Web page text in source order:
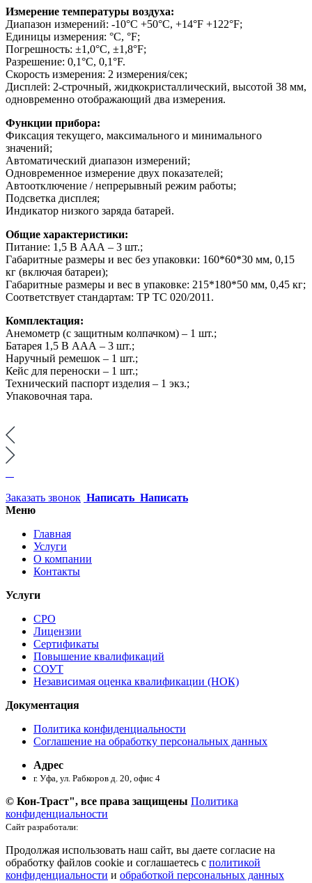
Измерение температуры воздуха:
Диапазон измерений: -10°C +50°C, +14°F +122°F;
Единицы измерения: °C, °F;
Погрешность: ±1,0°C, ±1,8°F;
Разрешение: 0,1°C, 0,1°F.
Скорость измерения: 2 измерения/сек;
Дисплей: 2-строчный, жидкокристаллический, высотой 38 мм,
одновременно отображающий два измерения.
Функции прибора:
Фиксация текущего, максимального и минимального
значений;
Автоматический диапазон измерений;
Одновременное измерение двух показателей;
Автоотключение / непрерывный режим работы;
Подсветка дисплея;
Индикатор низкого заряда батарей.
Общие характеристики:
Питание: 1,5 В ААА – 3 шт.;
Габаритные размеры и вес без упаковки: 160*60*30 мм, 0,15
кг (включая батареи);
Габаритные размеры и вес в упаковке: 215*180*50 мм, 0,45 кг;
Соответствует стандартам: ТР ТС 020/2011.
Комплектация:
Анемометр (с защитным колпачком) – 1 шт.;
Батарея 1,5 В ААА – 3 шт.;
Наручный ремешок – 1 шт.;
Кейс для переноски – 1 шт.;
Технический паспорт изделия – 1 экз.;
Упаковочная тара.
Заказать звонок Написать Написать
Меню
Главная
Услуги
О компании
Контакты
Услуги
СРО
Лицензии
Сертификаты
Повышение квалификаций
СОУТ
Независимая оценка квалификации (НОК)
Документация
Политика конфиденциальности
Соглашение на обработку персональных данных
Адрес
г. Уфа, ул. Рабкоров д. 20, офис 4
© Кон-Траст", все права защищены Политика
конфиденциальности
Сайт разработали:
Продолжая использовать наш сайт, вы даете согласие на
обработку файлов cookie и соглашаетесь с политикой
конфиденциальности и обработкой персональных данных